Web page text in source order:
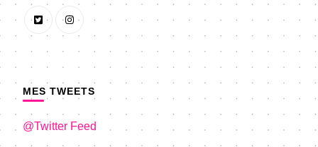
MES TWEETS
@Twitter Feed